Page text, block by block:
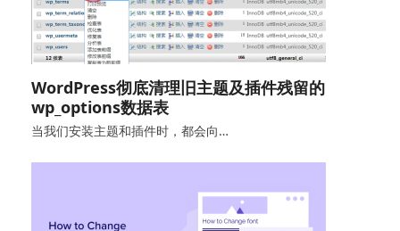
WordPress彻底清理旧主题及插件残留的
wp_options数据表
当我们安装主题和插件时，都会向…